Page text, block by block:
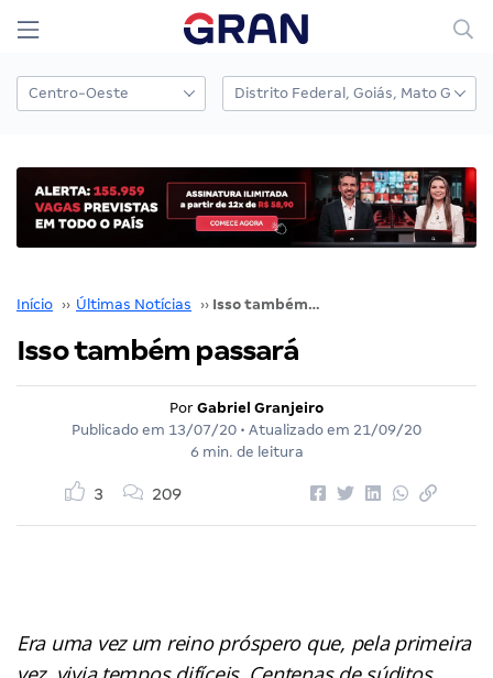
Início ›› Últimas Notícias ›› Isso também passará
Isso também passará
Por Gabriel Granjeiro
Publicado em 13/07/20 • Atualizado em 21/09/20
6 min. de leitura
3 209
Era uma vez um reino próspero que, pela primeira